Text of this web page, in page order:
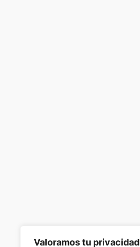
Valoramos tu privacidad